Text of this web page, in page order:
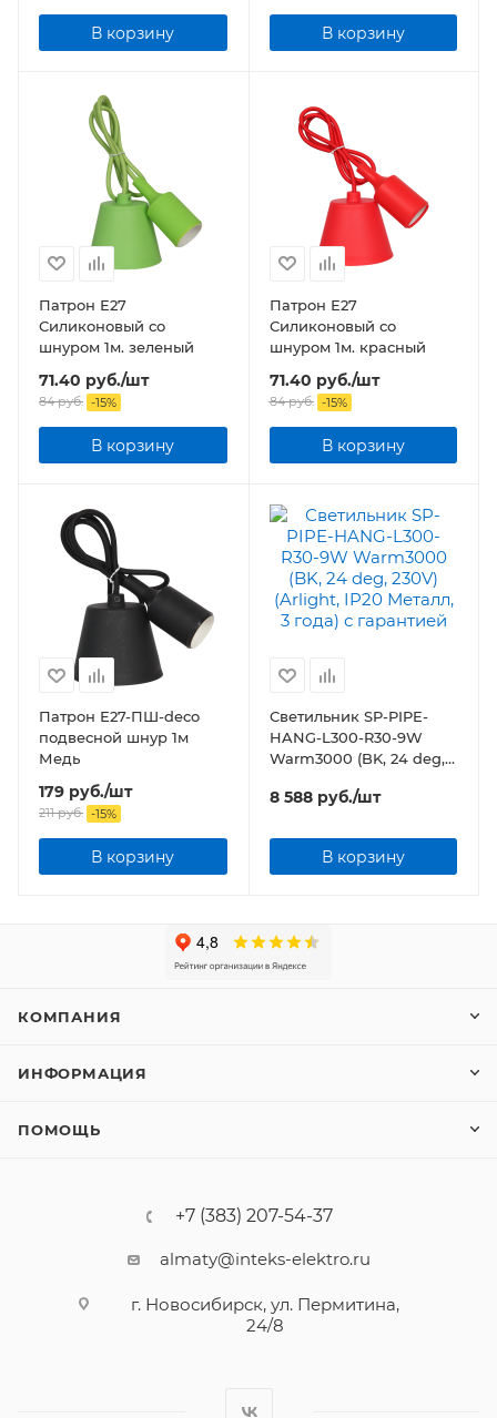
В корзину В корзину
Патрон Е27
Силиконовый со
шнуром 1м. зеленый
71.40 руб./шт
84руб. -15%
В корзину
Патрон Е27
Силиконовый со
шнуром 1м. красный
71.40 руб./шт
84руб. -15%
В корзину
Патрон Е27-ПШ-deco
подвесной шнур 1м
Медь
179 руб./шт
211руб. -15%
В корзину
Светильник SP-PIPE-
HANG-L300-R30-9W
Warm3000 (BK, 24 deg,
Металл, 3 года)
8 588руб./шт
В корзину
КОМПАНИЯ
ИНФОРМАЦИЯ
ПОМОЩЬ
+7 (383) 207-54-37
almaty@inteks-elektro.ru
г. Новосибирск, ул. Пермитина,
24/8